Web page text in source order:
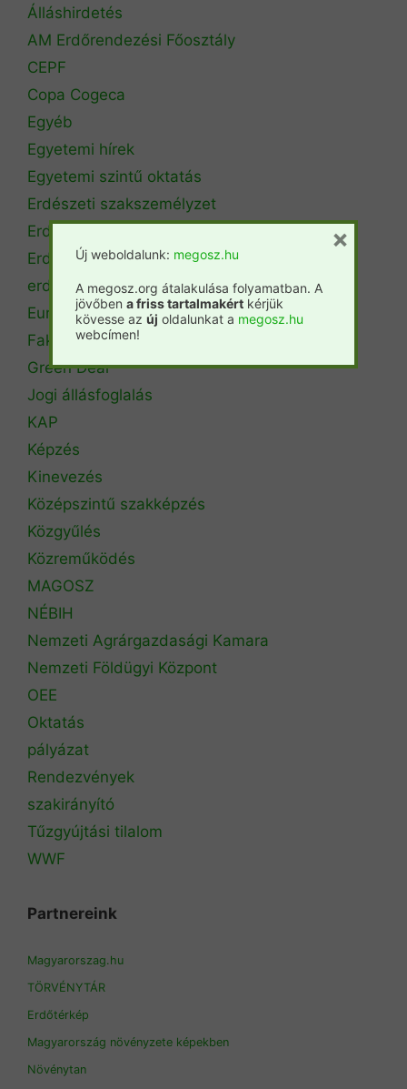
Álláshirdetés
AM Erdőrendezési Főosztály
CEPF
Copa Cogeca
Egyéb
Egyetemi hírek
Egyetemi szintű oktatás
Erdészeti szakszemélyzet
Erdőtérkép
Erdőtörvény
erdőtűz
Európai Unió
Fakitermelés
Green Deal
Jogi állásfoglalás
KAP
Képzés
Kinevezés
Középszintű szakképzés
Közgyűlés
Közreműködés
MAGOSZ
NÉBIH
Nemzeti Agrárgazdasági Kamara
Nemzeti Földügyi Központ
OEE
Oktatás
pályázat
Rendezvények
szakirányító
Tűzgyújtási tilalom
WWF
Partnereink
Magyarorszag.hu
TÖRVÉNYTÁR
Erdőtérkép
Magyarország növényzete képekben
Növénytan
Új weboldalunk: megosz.hu
A megosz.org átalakulása folyamatban. A
jövőben a friss tartalmakért kérjük
kövesse az új oldalunkat a megosz.hu
webcímen!
×